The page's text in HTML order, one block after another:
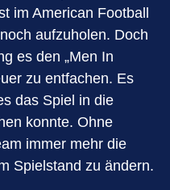
im American Football
aufzuholen. Doch
es den „Men In
zu entfachen. Es
das Spiel in die
konnte. Ohne
immer mehr die
Spielstand zu ändern.